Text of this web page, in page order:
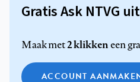
Gratis Ask NTVG
Maak met2 klikkeneen
ACCOUNT